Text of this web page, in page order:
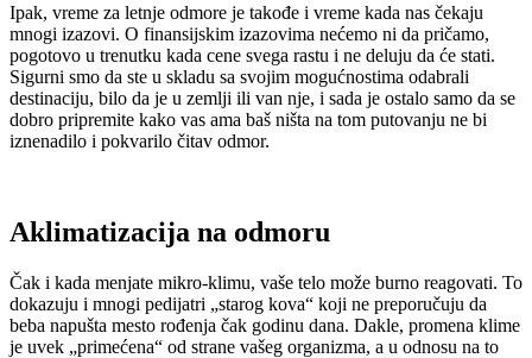
Ipak, vreme za letnje odmore je takođe i vreme kada nas čekaju
mnogi izazovi. O finansijskim izazovima nećemo ni da pričamo,
pogotovo u trenutku kada cene svega rastu i ne deluju da će stati.
Sigurni smo da ste u skladu sa svojim mogućnostima odabrali
destinaciju, bilo da je u zemlji ili van nje, i sada je ostalo samo da se
dobro pripremite kako vas ama baš ništa na tom putovanju ne bi
iznenadilo i pokvarilo čitav odmor.
Aklimatizacija na odmoru
Čak i kada menjate mikro-klimu, vaše telo može burno reagovati. To
dokazuju i mnogi pedijatri „starog kova“ koji ne preporučuju da
beba napušta mesto rođenja čak godinu dana. Dakle, promena klime
je uvek „primećena“ od strane vašeg organizma, a u odnosu na to